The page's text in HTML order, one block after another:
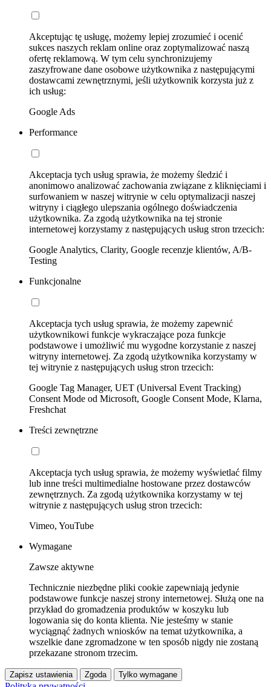
Akceptując tę usługę, możemy lepiej zrozumieć i ocenić
sukces naszych reklam online oraz zoptymalizować naszą
ofertę reklamową. W tym celu synchronizujemy
zaszyfrowane dane osobowe użytkownika z następującymi
dostawcami zewnętrznymi, jeśli użytkownik korzysta już z
ich usług:
Google Ads
Performance
Akceptacja tych usług sprawia, że możemy śledzić i
anonimowo analizować zachowania związane z kliknięciami i
surfowaniem w naszej witrynie w celu optymalizacji naszej
witryny i ciągłego ulepszania ogólnego doświadczenia
użytkownika. Za zgodą użytkownika na tej stronie
internetowej korzystamy z następujących usług stron trzecich:
Google Analytics, Clarity, Google recenzje klientów, A/B-
Testing
Funkcjonalne
Akceptacja tych usług sprawia, że możemy zapewnić
użytkownikowi funkcje wykraczające poza funkcje
podstawowe i umożliwić mu wygodne korzystanie z naszej
witryny internetowej. Za zgodą użytkownika korzystamy w
tej witrynie z następujących usług stron trzecich:
Google Tag Manager, UET (Universal Event Tracking)
Consent Mode od Microsoft, Google Consent Mode, Klarna,
Freshchat
Treści zewnętrzne
Akceptacja tych usług sprawia, że możemy wyświetlać filmy
lub inne treści multimedialne hostowane przez dostawców
zewnętrznych. Za zgodą użytkownika korzystamy w tej
witrynie z następujących usług stron trzecich:
Vimeo, YouTube
Wymagane
Zawsze aktywne
Technicznie niezbędne pliki cookie zapewniają jedynie
podstawowe funkcje naszej strony internetowej. Służą one na
przykład do gromadzenia produktów w koszyku lub
logowania się do konta klienta. Nie jesteśmy w stanie
wyciągnąć żadnych wniosków na temat użytkownika, a
wszelkie dane zgromadzone w ten sposób nigdy nie zostaną
przekazane stronom trzecim.
Zapisz ustawienia Zgoda Tylko wymagane